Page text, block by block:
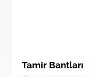
Tamir Bantları